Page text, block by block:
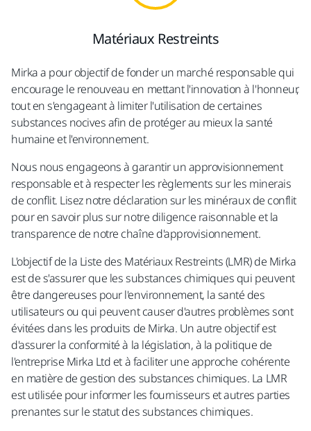
Matériaux Restreints​
Mirka a pour objectif de fonder un marché responsable qui
encourage le renouveau en mettant l'innovation à l'honneur,
tout en s'engageant à limiter l'utilisation de certaines
substances nocives afin de protéger au mieux la santé
humaine et l'environnement.
Nous nous engageons à garantir un approvisionnement
responsable et à respecter les règlements sur les minerais
de conflit. Lisez notre déclaration sur les minéraux de conflit
pour en savoir plus sur notre diligence raisonnable et la
transparence de notre chaîne d'approvisionnement.
L'objectif de la Liste des Matériaux Restreints (LMR) de Mirka
est de s'assurer que les substances chimiques qui peuvent
être dangereuses pour l'environnement, la santé des
utilisateurs ou qui peuvent causer d'autres problèmes sont
évitées dans les produits de Mirka. Un autre objectif est
d'assurer la conformité à la législation, à la politique de
l'entreprise Mirka Ltd et à faciliter une approche cohérente
en matière de gestion des substances chimiques. La LMR
est utilisée pour informer les fournisseurs et autres parties
prenantes sur le statut des substances chimiques.